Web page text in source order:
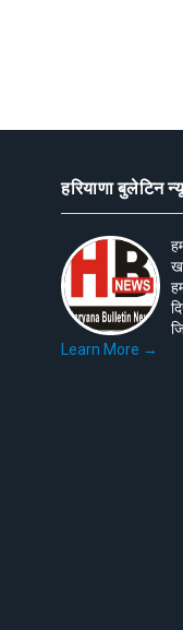
हरियाणा बुलेटिन
Learn More →